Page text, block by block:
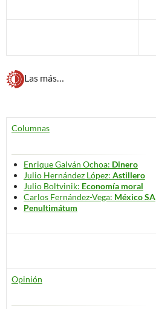
Las más…
Columnas
Enrique Galván Ochoa: Dinero
Julio Hernández López: Astillero
Julio Boltvinik: Economía moral
Carlos Fernández-Vega: México SA
Penultimátum
Opinión